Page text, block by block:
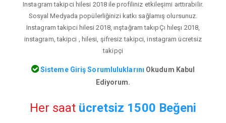
Instagram takipci hilesi 2018 ile profiliniz etkileşimi arttırabilir.
Sosyal Medyada popülerliğinizi katkı sağlamış olursunuz.
Instagram takipci hilesi 2018, ınştağram takıpÇı hıleşı 2018,
instagram, takipci , hilesi, şifresiz takipci, instagram ücretsiz
takipçi
Sisteme Giriş Sorumluluklarını Okudum Kabul
Ediyorum.
Her saat ücretsiz 1500 Beğeni